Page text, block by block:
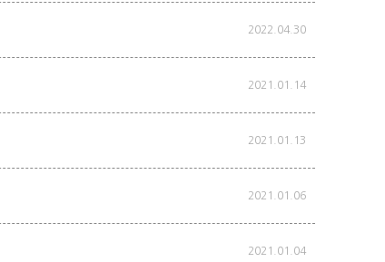
2022.04.30
2021.01.14
2021.01.13
2021.01.06
2021.01.04